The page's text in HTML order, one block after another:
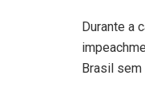
Durante a
Brasil sem